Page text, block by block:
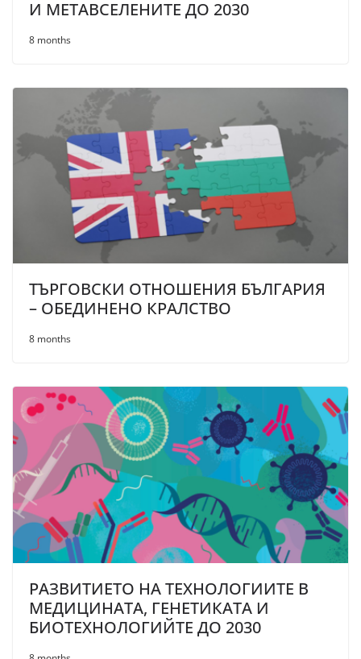
И МЕТАВСЕЛЕНИТЕ ДО 2030
8 months
ТЪРГОВСКИ ОТНОШЕНИЯ БЪЛГАРИЯ
– ОБЕДИНЕНО КРАЛСТВО
8 months
РАЗВИТИЕТО НА ТЕХНОЛОГИИТЕ В
МЕДИЦИНАТА, ГЕНЕТИКАТА И
БИОТЕХНОЛОГИЙТЕ ДО 2030